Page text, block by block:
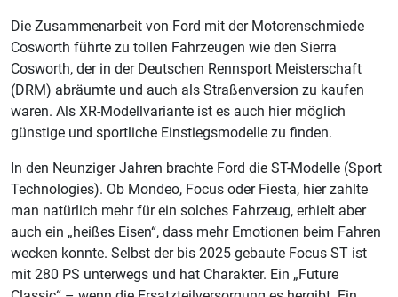
Die Zusammenarbeit von Ford mit der Motorenschmiede
Cosworth führte zu tollen Fahrzeugen wie den Sierra
Cosworth, der in der Deutschen Rennsport Meisterschaft
(DRM) abräumte und auch als Straßenversion zu kaufen
waren. Als XR-Modellvariante ist es auch hier möglich
günstige und sportliche Einstiegsmodelle zu finden.
In den Neunziger Jahren brachte Ford die ST-Modelle (Sport
Technologies). Ob Mondeo, Focus oder Fiesta, hier zahlte
man natürlich mehr für ein solches Fahrzeug, erhielt aber
auch ein „heißes Eisen“, dass mehr Emotionen beim Fahren
wecken konnte. Selbst der bis 2025 gebaute Focus ST ist
mit 280 PS unterwegs und hat Charakter. Ein „Future